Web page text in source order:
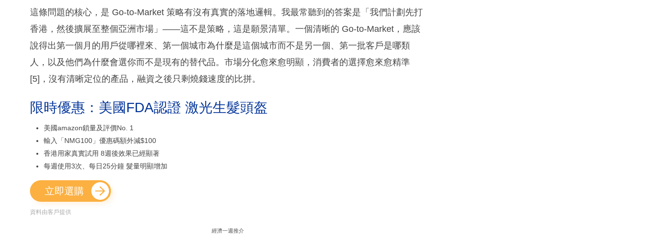
這條問題的核心，是 Go-to-Market 策略有沒有真實的落地邏輯。我最常聽到的答案是「我們計劃先打
香港，然後擴展至整個亞洲市場」——這不是策略，這是願景清單。一個清晰的 Go-to-Market，應該
說得出第一個月的用戶從哪裡來、第一個城市為什麼是這個城市而不是另一個、第一批客戶是哪類
人，以及他們為什麼會選你而不是現有的替代品。市場分化愈來愈明顯，消費者的選擇愈來愈精準
[5]，沒有清晰定位的產品，融資之後只剩燒錢速度的比拼。
限時優惠：美國FDA認證 激光生髮頭盔
美國amazon鎖量及評價No. 1
輸入「NMG100」優惠碼額外減$100
香港用家真實試用 8週後效果已經顯著
每週使用3次、每日25分鐘 髮量明顯增加
立即選購
資料由客戶提供
經濟一週推介